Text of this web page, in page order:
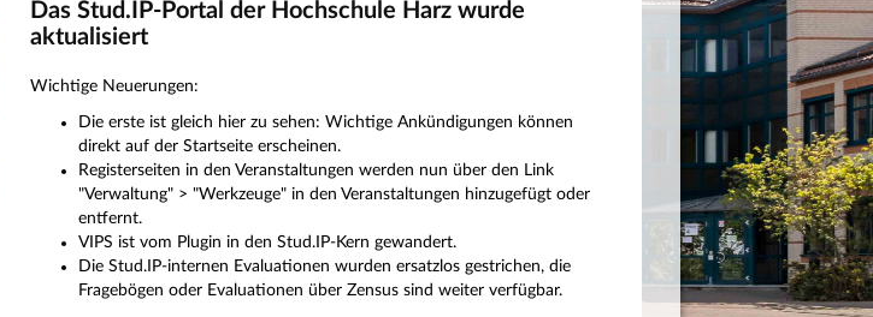
Das Stud.IP-Portal der Hochschule Harz wurde
aktualisiert
Wichtige Neuerungen:
Die erste ist gleich hier zu sehen: Wichtige Ankündigungen können
direkt auf der Startseite erscheinen.
Registerseiten in den Veranstaltungen werden nun über den Link
"Verwaltung" > "Werkzeuge" in den Veranstaltungen hinzugefügt oder
entfernt.
VIPS ist vom Plugin in den Stud.IP-Kern gewandert.
Die Stud.IP-internen Evaluationen wurden ersatzlos gestrichen, die
Fragebögen oder Evaluationen über Zensus sind weiter verfügbar.